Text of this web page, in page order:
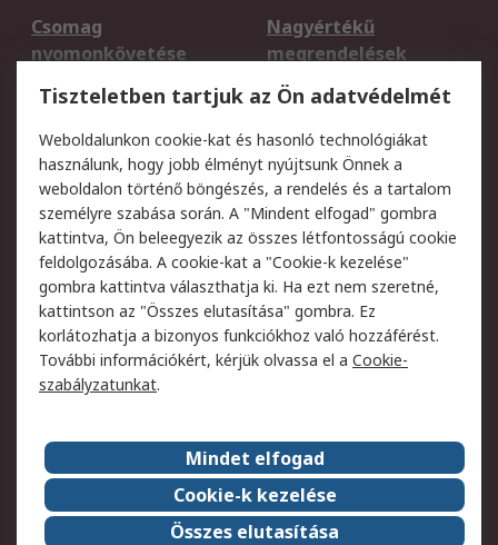
Csomag
nyomonkövetése
Nagyértékű
megrendelések
Regisztráció
Szállítás
Termékvisszaküldés
Szolgáltatások
Jogi
Adatvédelmi
szabályzat
Az RS értékesítési
feltételei
Cookie szabályzat
Email biztonság
Webhelyre vonatkozó
feltételek
Weboldal felhasználói
szabályzata
Képviseletek
Rólunk
Vállalatcsoport
Karrier
Díjak és elismerések
Tiszteletben tartjuk az Ön adatvédelmét
Weboldalunkon cookie-kat és hasonló technológiákat
használunk, hogy jobb élményt nyújtsunk Önnek a
weboldalon történő böngészés, a rendelés és a tartalom
személyre szabása során. A "Mindent elfogad" gombra
kattintva, Ön beleegyezik az összes létfontosságú cookie
feldolgozásába. A cookie-kat a "Cookie-k kezelése"
gombra kattintva választhatja ki. Ha ezt nem szeretné,
kattintson az "Összes elutasítása" gombra. Ez
korlátozhatja a bizonyos funkciókhoz való hozzáférést.
További információkért, kérjük olvassa el a Cookie-
szabályzatunkat.
Mindet elfogad
Cookie-k kezelése
Összes elutasítása